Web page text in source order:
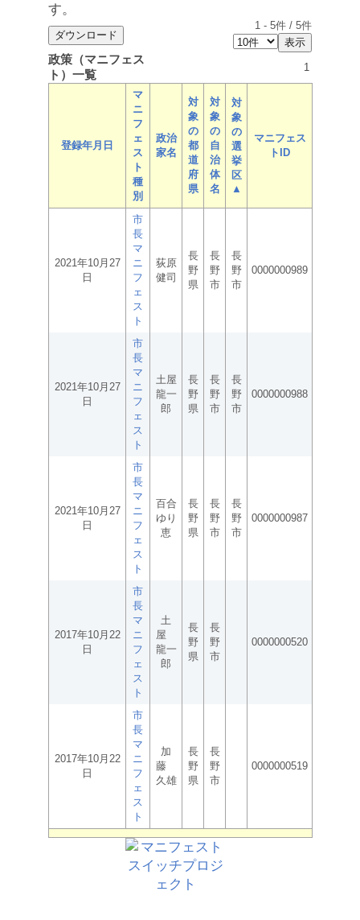
す。
1 - 5件 / 5件
政策（マニフェス
ト）一覧
1
登録年月日
マ
ニ
フ
ェ
ス
ト
種
別
政治
家名
対
象
の
都
道
府
県
対
象
の
自
治
体
名
対
象
の
選
挙
区
▲
マニフェス
トID
2021年10月27
日
市
長
マ
ニ
フ
ェ
ス
ト
荻原
健司
長
野
県
長
野
市
長
野
市
0000000989
2021年10月27
日
市
長
マ
ニ
フ
ェ
ス
ト
土屋
龍一
郎
長
野
県
長
野
市
長
野
市
0000000988
2021年10月27
日
市
長
マ
ニ
フ
ェ
ス
ト
百合
ゆり
恵
長
野
県
長
野
市
長
野
市
0000000987
2017年10月22
日
市
長
マ
ニ
フ
ェ
ス
ト
土
屋
龍一
郎
長
野
県
長
野
市
0000000520
2017年10月22
日
市
長
マ
ニ
フ
ェ
ス
ト
加
藤
久雄
長
野
県
長
野
市
0000000519